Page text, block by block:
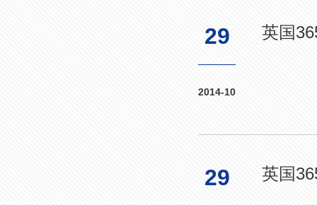
29
2014-10
英国
29 英国